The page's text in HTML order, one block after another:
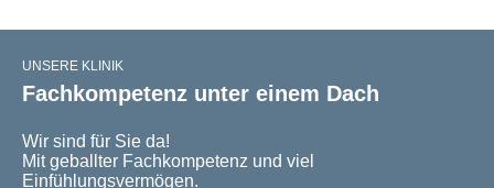
UNSERE KLINIK
Fachkompetenz unter einem Dach
Wir sind für Sie da!
Mit geballter Fachkompetenz und viel
Einfühlungsvermögen.